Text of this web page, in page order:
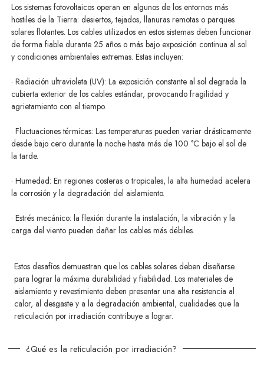
Los sistemas fotovoltaicos operan en algunos de los entornos más
hostiles de la Tierra: desiertos, tejados, llanuras remotas o parques
solares flotantes. Los cables utilizados en estos sistemas deben funcionar
de forma fiable durante 25 años o más bajo exposición continua al sol
y condiciones ambientales extremas. Estas incluyen:
· Radiación ultravioleta (UV): La exposición constante al sol degrada la
cubierta exterior de los cables estándar, provocando fragilidad y
agrietamiento con el tiempo.
· Fluctuaciones térmicas: Las temperaturas pueden variar drásticamente
desde bajo cero durante la noche hasta más de 100 °C bajo el sol de
la tarde.
· Humedad: En regiones costeras o tropicales, la alta humedad acelera
la corrosión y la degradación del aislamiento.
· Estrés mecánico: la flexión durante la instalación, la vibración y la
carga del viento pueden dañar los cables más débiles.
Estos desafíos demuestran que los cables solares deben diseñarse
para lograr la máxima durabilidad y fiabilidad. Los materiales de
aislamiento y revestimiento deben presentar una alta resistencia al
calor, al desgaste y a la degradación ambiental, cualidades que la
reticulación por irradiación contribuye a lograr.
¿Qué es la reticulación por irradiación?